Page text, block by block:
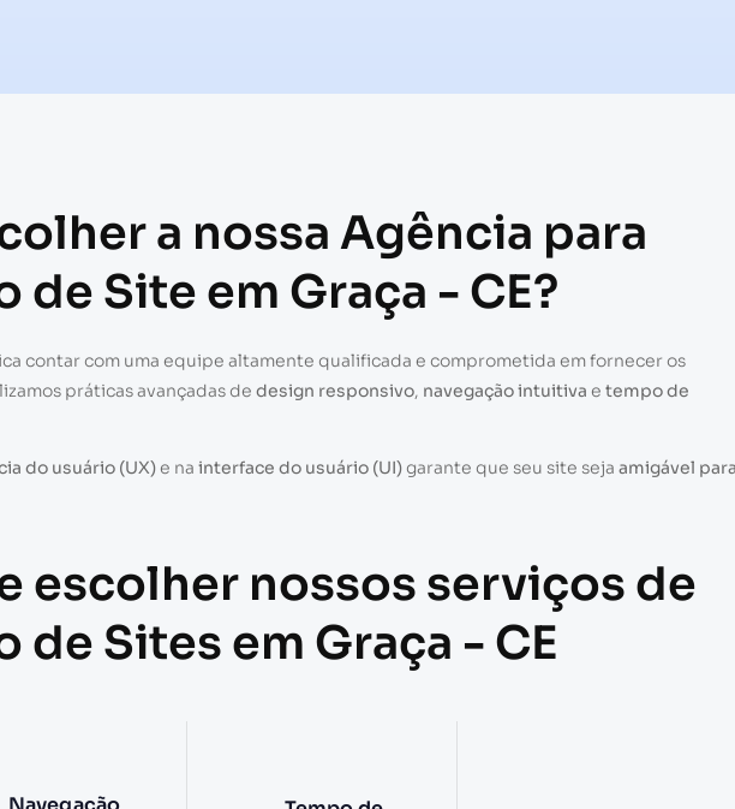
a nossa Agência para
de Site em Graça - CE?
contar com uma equipe altamente qualificada e comprometida em fornecer os
práticas avançadas de design responsivo, navegação intuitiva e tempo de
do usuário (UX)e na interface do usuário (UI)garante que seu site seja amigável
escolher nossos serviços de
de Sites em Graça - CE